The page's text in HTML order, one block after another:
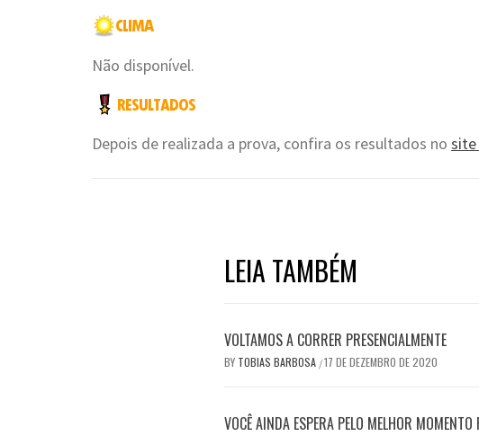
Não disponível.
Depois de realizada a prova, confira os resultados no
LEIA TAMBÉM
VOLTAMOS A CORRER PRESENCIALMENTE
BY TOBIAS BARBOSA /17 DE DEZEMBRO DE 2020
VOCÊ AINDA ESPERA PELO MELHOR